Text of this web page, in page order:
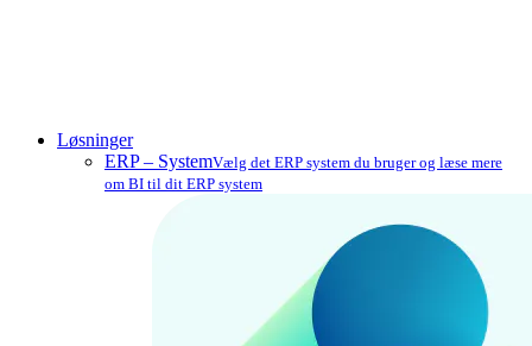
Close
Løsninger
ERP – SystemVælg det ERP system du bruger og læse mere
om BI til dit ERP system